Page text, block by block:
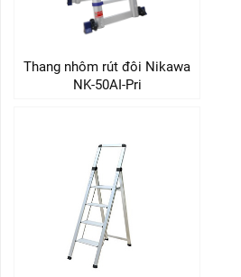
Thang nhôm rút đôi Nikawa
NK-50AI-Pri